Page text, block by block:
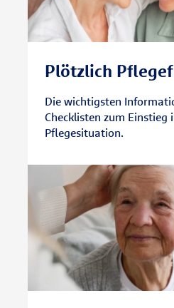
Plötzlich
Die wichtigsten
Checklisten zum Einstieg
Pflegesituation.